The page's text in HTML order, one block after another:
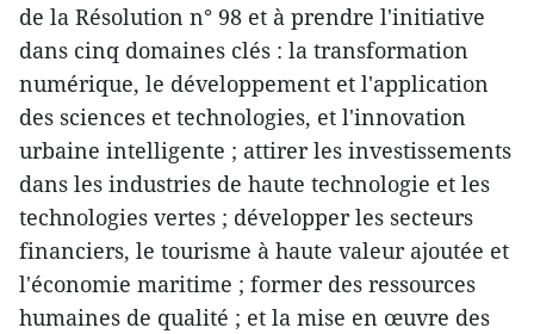
de la Résolution n° 98 et à prendre l'initiative
dans cinq domaines clés : la transformation
numérique, le développement et l'application
des sciences et technologies, et l'innovation
urbaine intelligente ; attirer les investissements
dans les industries de haute technologie et les
technologies vertes ; développer les secteurs
financiers, le tourisme à haute valeur ajoutée et
l'économie maritime ; former des ressources
humaines de qualité ; et la mise en œuvre des